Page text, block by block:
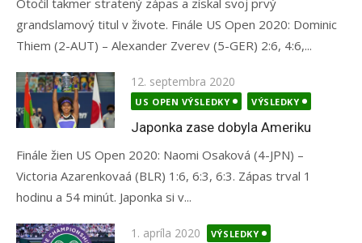
Otočil takmer stratený zápas a získal svoj prvý
grandslamový titul v živote. Finále US Open 2020: Dominic
Thiem (2-AUT) – Alexander Zverev (5-GER) 2:6, 4:6,...
Posted
on
12. septembra 2020
US OPEN VÝSLEDKY VÝSLEDKY
Japonka zase dobyla Ameriku
Finále žien US Open 2020: Naomi Osaková (4-JPN) –
Victoria Azarenkovaá (BLR) 1:6, 6:3, 6:3. Zápas trval 1
hodinu a 54 minút. Japonka si v...
Posted
1. apríla 2020
VÝSLEDKY